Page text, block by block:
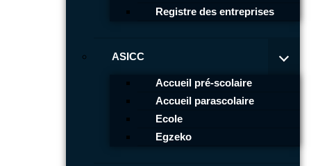
Registre des entreprises
ASICC
Accueil pré-scolaire
Accueil parascolaire
Ecole
Egzeko